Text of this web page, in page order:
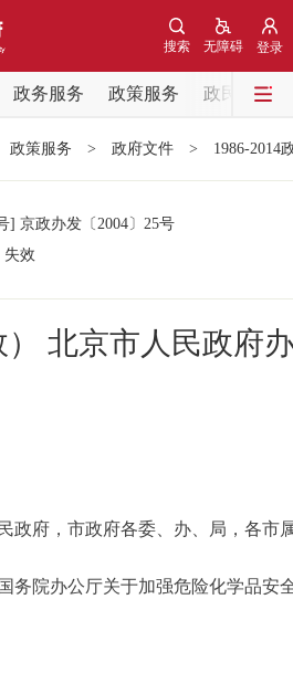
登录
无障碍
搜索
政务服务 政策服务
政民互动
党中央精神
政策服务 > 政府文件 > 1986-2014
] 京政办发 〔2004〕 25号
失效
） 北京市人民政府
政府，市政府各委、办、局，各市
院办公厅关于加强危险化学品安全